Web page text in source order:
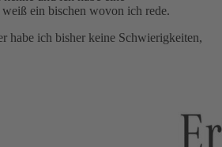
ein bischen wovon ich rede.
habe ich bisher keine Schwierigkeiten,